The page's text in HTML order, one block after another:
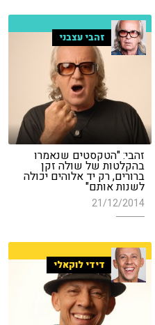
זהבי עצבני
זהבי: "הטקסטים שנאמרו
בהקלטות של שולה זקן
ברורים, רק יד אלוהים יכולה
לשנות אותם"
21/12/2014
דידי לוקאלי